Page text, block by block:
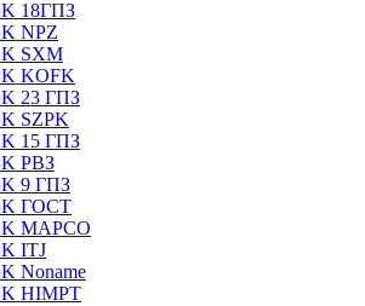
18ГПЗ
NPZ
SXM
KOFK
23 ГПЗ
SZPK
15 ГПЗ
РВЗ
9 ГПЗ
ГОСТ
MAPCO
ITJ
Noname
HIMPT